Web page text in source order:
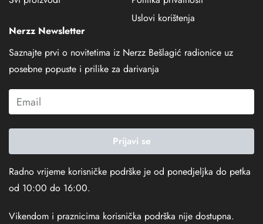
Uslovi korištenja
Nerzz Newsletter
Saznajte prvi o novitetima iz Nerzz Bešlagić radionice uz
posebne popuste i prilike za darivanja
Prijavi se
Radno vrijeme korisničke podrške je od ponedjeljka do petka
od 10:00 do 16:00.
Vikendom i praznicima korisnička podrška nije dostupna.